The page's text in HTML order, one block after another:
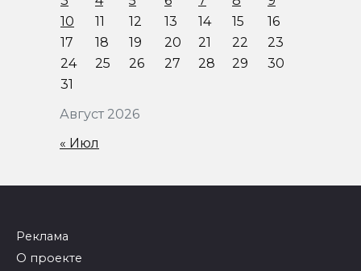
Август 2026
10
11 12 13 14 15
16
17
18 19 20 21 22
23
24
25 26 27 28 29
30
31
« Июл
Реклама
О проекте